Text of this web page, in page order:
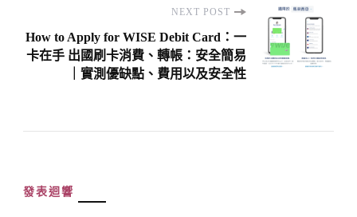
NEXT POST
How to Apply for WISE Debit Card：一
卡在手 出國刷卡消費、轉帳：安全簡易
｜實測優缺點、費用以及安全性
發表迴響